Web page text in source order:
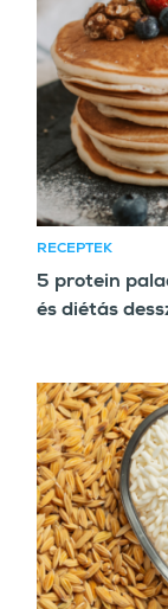
RECEPTEK
5 protein
és diétás